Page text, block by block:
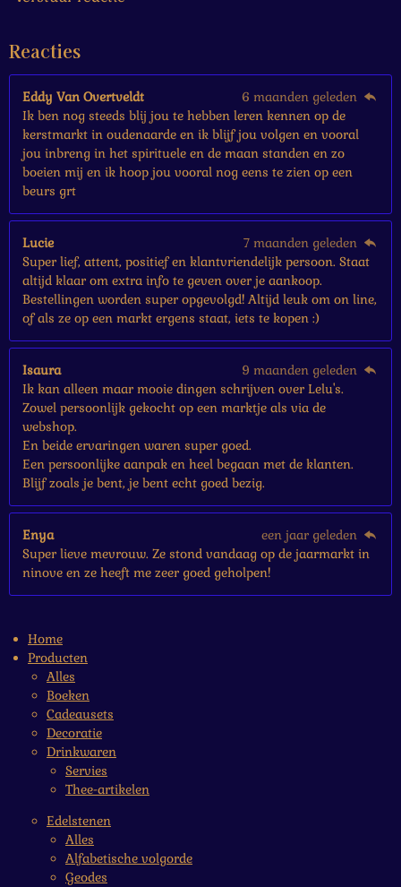
r
r
Reacties
Eddy Van Overtveldt
6 maanden geleden
Ik ben nog steeds blij jou te hebben leren kennen op de
kerstmarkt in oudenaarde en ik blijf jou volgen en vooral
jou inbreng in het spirituele en de maan standen en zo
boeien mij en ik hoop jou vooral nog eens te zien op een
beurs grt
Lucie
7 maanden geleden
Super lief, attent, positief en klantvriendelijk persoon. Staat
altijd klaar om extra info te geven over je aankoop.
Bestellingen worden super opgevolgd! Altijd leuk om on line,
of als ze op een markt ergens staat, iets te kopen :)
Isaura
9 maanden geleden
Ik kan alleen maar mooie dingen schrijven over Lelu's.
Zowel persoonlijk gekocht op een marktje als via de
webshop.
En beide ervaringen waren super goed.
Een persoonlijke aanpak en heel begaan met de klanten.
Blijf zoals je bent, je bent echt goed bezig.
Enya
een jaar geleden
Super lieve mevrouw. Ze stond vandaag op de jaarmarkt in
ninove en ze heeft me zeer goed geholpen!
Home
Producten
Alles
Boeken
Cadeausets
Decoratie
Drinkwaren
Servies
Thee-artikelen
Edelstenen
Alles
Alfabetische volgorde
Geodes